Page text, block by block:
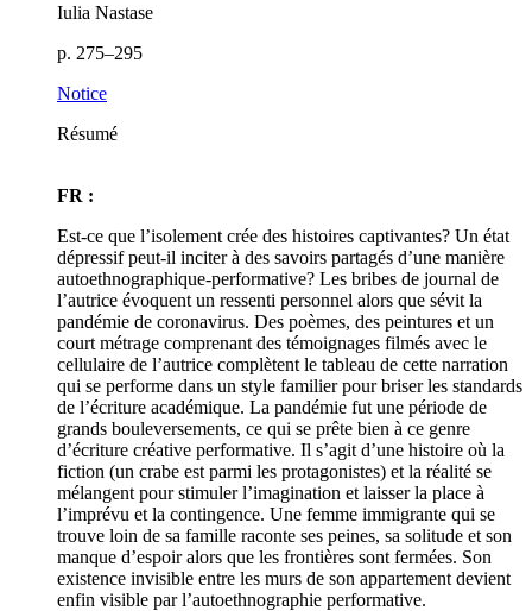
Iulia Nastase
p. 275–295
Notice
Résumé
FR :
Est-ce que l’isolement crée des histoires captivantes? Un état
dépressif peut-il inciter à des savoirs partagés d’une manière
autoethnographique-performative? Les bribes de journal de
l’autrice évoquent un ressenti personnel alors que sévit la
pandémie de coronavirus. Des poèmes, des peintures et un
court métrage comprenant des témoignages filmés avec le
cellulaire de l’autrice complètent le tableau de cette narration
qui se performe dans un style familier pour briser les standards
de l’écriture académique. La pandémie fut une période de
grands bouleversements, ce qui se prête bien à ce genre
d’écriture créative performative. Il s’agit d’une histoire où la
fiction (un crabe est parmi les protagonistes) et la réalité se
mélangent pour stimuler l’imagination et laisser la place à
l’imprévu et la contingence. Une femme immigrante qui se
trouve loin de sa famille raconte ses peines, sa solitude et son
manque d’espoir alors que les frontières sont fermées. Son
existence invisible entre les murs de son appartement devient
enfin visible par l’autoethnographie performative.